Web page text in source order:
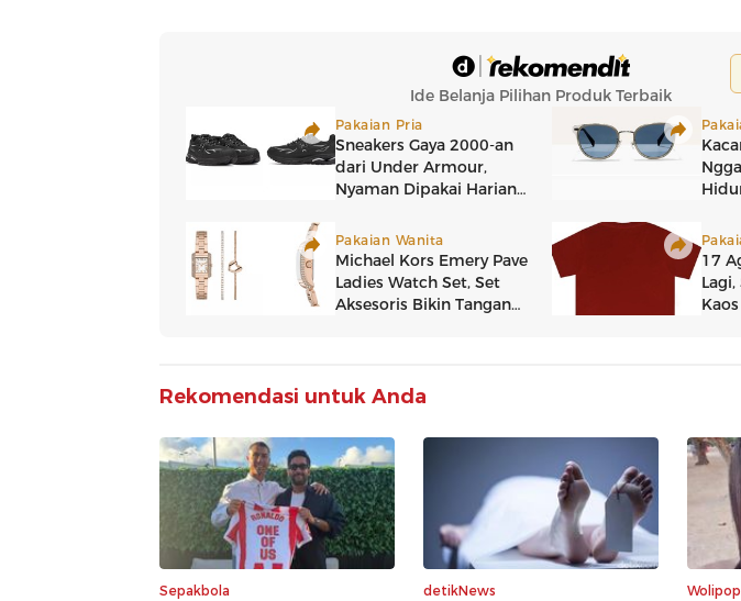
Rekomendasi untuk Anda
Sepakbola detikNews Wolipop